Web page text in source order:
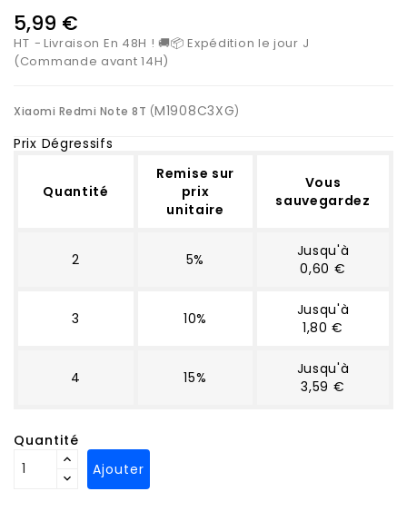
5,99 €
HT
Livraison En 48H ! 🚚📦 Expédition le jour J
(Commande avant 14H)
Xiaomi Redmi Note 8T (M1908C3XG)
Prix Dégressifs
Quantité
Remise sur
prix
unitaire
Vous
sauvegardez
2 5%
Jusqu'à
0,60 €
3 10%
Jusqu'à
1,80 €
4 15%
Jusqu'à
3,59 €
Quantité
Ajouter